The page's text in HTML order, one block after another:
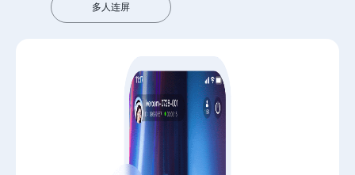
多人连屏